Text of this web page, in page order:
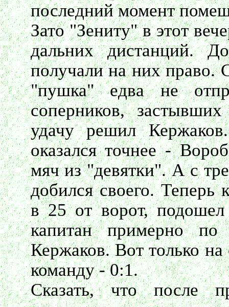
последний момент
Зато "Зениту" в этот
дальних дистанций.
получали на них право.
"пушка" едва не
соперников,
удачу решил
оказался точнее -
мяч из "девятки". А с
добился своего. Теперь
в 25 от ворот,
капитан примерно
Кержаков. Вот только
команду - 0:1.
Сказать, что после